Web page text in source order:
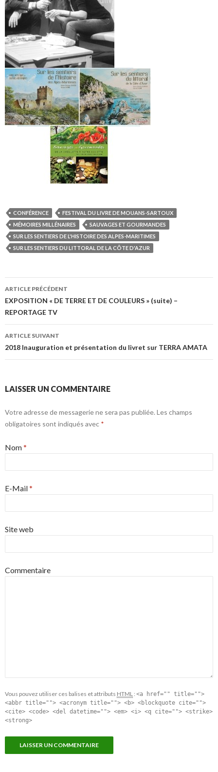
CONFÉRENCE
FESTIVAL DU LIVRE DE MOUANS-SARTOUX
MÉMOIRES MILLÉNAIRES
SAUVAGES ET GOURMANDES
SUR LES SENTIERS DE L'HISTOIRE DES ALPES-MARITIMES
SUR LES SENTIERS DU LITTORAL DE LA CÔTE D'AZUR
Navigation de l’article
ARTICLE PRÉCÉDENT
EXPOSITION « DE TERRE ET DE COULEURS » (suite) –
REPORTAGE TV
ARTICLE SUIVANT
2018 Inauguration et présentation du livret sur TERRA AMATA
LAISSER UN COMMENTAIRE
Votre adresse de messagerie ne sera pas publiée. Les champs
obligatoires sont indiqués avec *
Nom*
E-Mail*
Site web
Commentaire
Vous pouvez utiliser ces balises et attributs HTML : <a href="" title="">
<abbr title=""> <acronym title=""> <b> <blockquote cite="">
<cite> <code> <del datetime=""> <em> <i> <q cite=""> <strike>
<strong>